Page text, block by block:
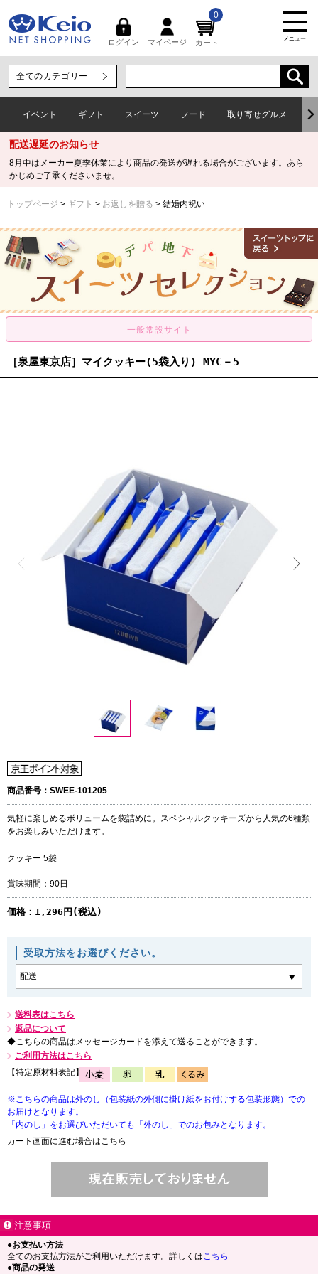
ログイン マイページ カート
0
メニュー
イベント ギフト スイーツ フード 取り寄せグルメ
配送遅延のお知らせ
8月中はメーカー夏季休業により商品の発送が遅れる場合がございます。あら
かじめご了承くださいませ。
トップページ ギフト お返しを贈る 結婚内祝い
［泉屋東京店］マイクッキー(5袋入り) MYC－5
商品番号：SWEE-101205
気軽に楽しめるボリュームを袋詰めに。スペシャルクッキーズから人気の6種類
をお楽しみいただけます。
クッキー 5袋
賞味期間：90日
価格： 1,296円(税込)
受取方法をお選びください。
送料表はこちら
返品について
◆こちらの商品はメッセージカードを添えて送ることができます。
ご利用方法はこちら
【特定原材料表記】
※こちらの商品は外のし（包装紙の外側に掛け紙をお付けする包装形態）での
お届けとなります。
「内のし」をお選びいただいても「外のし」でのお包みとなります。
カート画面に進む場合はこちら
注意事項
●お支払い方法
全てのお支払方法がご利用いただけます。詳しくはこちら
●商品の発送